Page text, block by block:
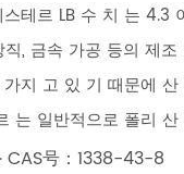
테르 LB 수 치 는 4.3
직, 금속 가공 등의 제
지 고 있 기 때문에
는 일반적으로 폴리
CAS号：1338-43-8